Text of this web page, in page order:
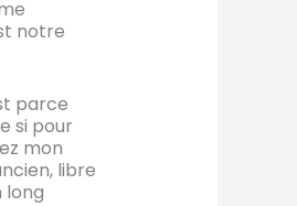
notre
parce
si pour
mon
libre
long